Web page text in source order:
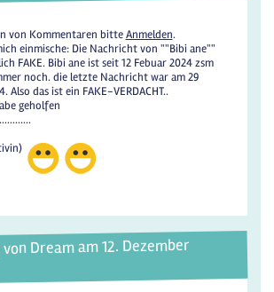
von Kommentaren bitteAnmelden.
einmische: Die Nachricht von ""Bibi ane""
FAKE. Bibi ane ist seit 12 Febuar 2024 zsm
noch. die letzte Nachricht war am 29
Also das ist ein FAKE-VERDACHT..
geholfen
Dream am 12. Dezember